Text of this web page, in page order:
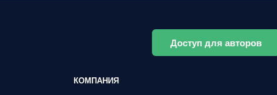
Доступ для авторов
КОМПАНИЯ